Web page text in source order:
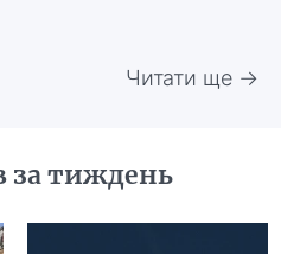
Читати ще →
за тиждень